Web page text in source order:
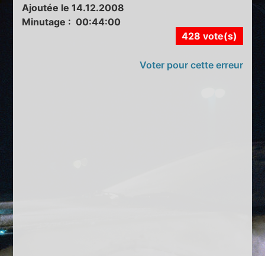
Ajoutée le 14.12.2008
Minutage : 00:44:00
428 vote(s)
Voter pour cette erreur